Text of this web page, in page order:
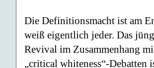
Die Definitionsmacht ist am
weiß eigentlich jeder. Das
Revival im Zusammenhang
„critical whiteness“-Debatten